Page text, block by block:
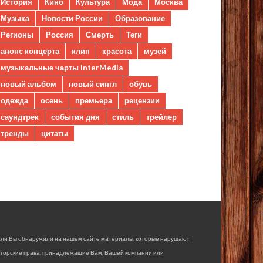
Музыка
Новости России
Образование
Регионы
Россия Смерть
Теги
анонс концерта
клип красота
музей
музыкальные чарты InterMedia
новый альбом
новый сингл
обувь
одежда
осень премьера
рецензии
саундтрек
события дня стиль
трейлер
тренды
цитаты
Вы обнаружили на нашем сайте материалы, которые нарушают
права, принадлежащие Вам, Вашей компании или